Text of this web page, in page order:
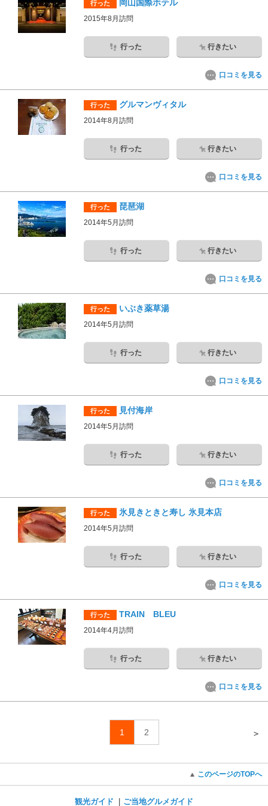
行った 岡山国際ホテル
2015年8月訪問
行った 行きたい
口コミを見る
行った グルマンヴィタル
2014年8月訪問
行った 行きたい
口コミを見る
行った 琵琶湖
2014年5月訪問
行った 行きたい
口コミを見る
行った いぶき薬草湯
2014年5月訪問
行った 行きたい
口コミを見る
行った 見付海岸
2014年5月訪問
行った 行きたい
口コミを見る
行った 氷見きときと寿し 氷見本店
2014年5月訪問
行った 行きたい
口コミを見る
行った TRAIN BLEU
2014年4月訪問
行った 行きたい
口コミを見る
1 2 ＞
このページのTOPへ
観光ガイド ご当地グルメガイド